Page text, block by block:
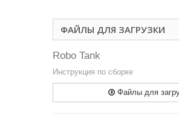
ФАЙЛЫ ДЛЯ ЗАГРУЗКИ
Robo Tank
Инструкция по сборке
Файлы для